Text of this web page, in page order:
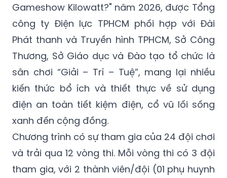
Gameshow Kilowatt?" năm 2026, được Tổng
công ty Điện lực TPHCM phối hợp với Đài
Phát thanh và Truyền hình TPHCM, Sở Công
Thương, Sở Giáo dục và Đào tạo tổ chức là
sân chơi “Giải – Trí – Tuệ”, mang lại nhiều
kiến thức bổ ích và thiết thực về sử dụng
điện an toàn tiết kiệm điện, cổ vũ lối sống
xanh đến cộng đồng.
Chương trình có sự tham gia của 24 đội chơi
và trải qua 12 vòng thi. Mỗi vòng thi có 3 đội
tham gia, với 2 thành viên/đội (01 phụ huynh